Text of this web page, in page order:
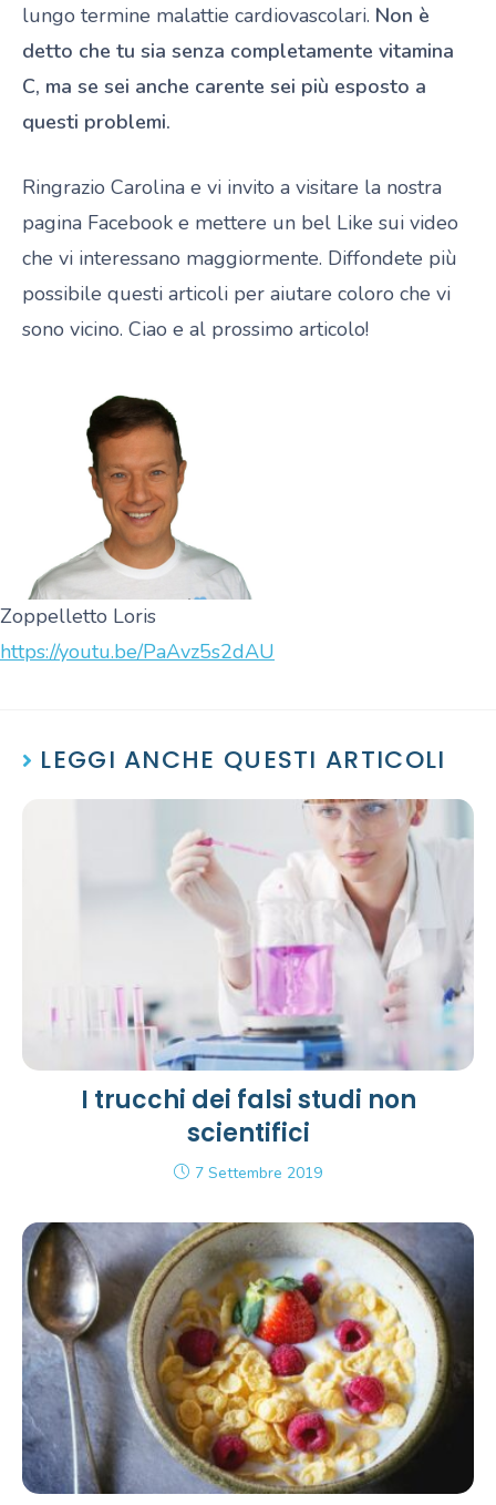
lungo termine malattie cardiovascolari. Non è
detto che tu sia senza completamente vitamina
C, ma se sei anche carente sei più esposto a
questi problemi.
Ringrazio Carolina e vi invito a visitare la nostra
pagina Facebook e mettere un bel Like sui video
che vi interessano maggiormente. Diffondete più
possibile questi articoli per aiutare coloro che vi
sono vicino. Ciao e al prossimo articolo!
Zoppelletto Loris
https://youtu.be/PaAvz5s2dAU
LEGGI ANCHE QUESTI ARTICOLI
I trucchi dei falsi studi non
scientifici
7 Settembre 2019